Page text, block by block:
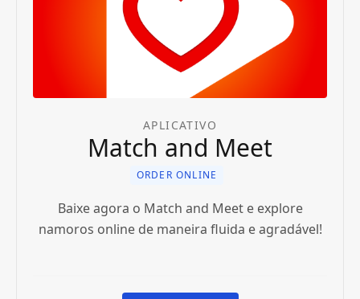
APLICATIVO
Match and Meet
ORDER ONLINE
Baixe agora o Match and Meet e explore
namoros online de maneira fluida e agradável!